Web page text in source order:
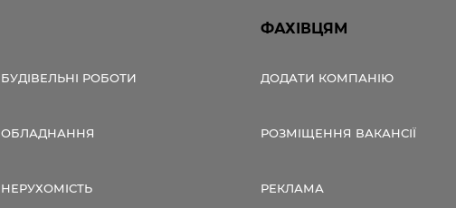
БУДІВЕЛЬНІ РОБОТИ
ОБЛАДНАННЯ
НЕРУХОМІСТЬ
ФАХІВЦЯМ
ДОДАТИ КОМПАНІЮ
РОЗМІЩЕННЯ ВАКАНСІЇ
РЕКЛАМА